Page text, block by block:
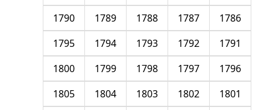
1786
1787
1788
1789
1790
1791
1792
1793
1794
1795
1796
1797
1798
1799
1800
1801
1802
1803
1804
1805